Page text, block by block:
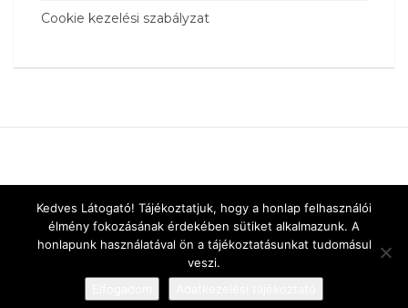
Cookie kezelési szabályzat
Kedves Látogató! Tájékoztatjuk, hogy a honlap felhasználói
élmény fokozásának érdekében sütiket alkalmazunk. A
honlapunk használatával ön a tájékoztatásunkat tudomásul
veszi.